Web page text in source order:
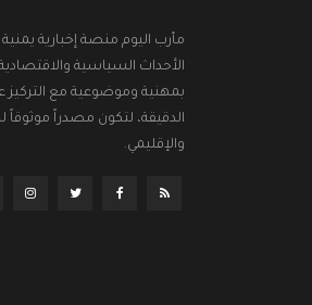
مأرب اليوم منصة إخبارية
الأحداث السياسية والاقتصادية
بمهنية وموضوعية مع التركيز
الدقيقة، لتكون مصدراً موثوقاً
والإقليمي.